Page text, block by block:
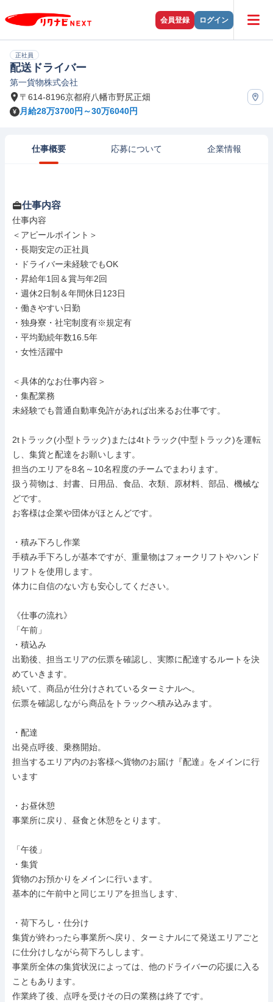
会員登録 ログイン
正社員
配送ドライバー
第一貨物株式会社
〒614-8196京都府八幡市野尻正畑
月給28万3700円～30万6040円
仕事概要 応募について 企業情報
仕事内容
仕事内容
＜アピールポイント＞
・長期安定の正社員
・ドライバー未経験でもOK
・昇給年1回＆賞与年2回
・週休2日制＆年間休日123日
・働きやすい日勤
・独身寮・社宅制度有※規定有
・平均勤続年数16.5年
・女性活躍中
＜具体的なお仕事内容＞
・集配業務
未経験でも普通自動車免許があれば出来るお仕事です。
2tトラック(小型トラック)または4tトラック(中型トラック)を運転
し、集貨と配達をお願いします。
担当のエリアを8名～10名程度のチームでまわります。
扱う荷物は、封書、日用品、食品、衣類、原材料、部品、機械な
どです。
お客様は企業や団体がほとんどです。
・積み下ろし作業
手積み手下ろしが基本ですが、重量物はフォークリフトやハンド
リフトを使用します。
体力に自信のない方も安心してください。
《仕事の流れ》
「午前」
・積込み
出勤後、担当エリアの伝票を確認し、実際に配達するルートを決
めていきます。
続いて、商品が仕分けされているターミナルへ。
伝票を確認しながら商品をトラックへ積み込みます。
・配達
出発点呼後、乗務開始。
担当するエリア内のお客様へ貨物のお届け『配達』をメインに行
います
・お昼休憩
事業所に戻り、昼食と休憩をとります。
「午後」
・集貨
貨物のお預かりをメインに行います。
基本的に午前中と同じエリアを担当します、
・荷下ろし・仕分け
集貨が終わったら事業所へ戻り、ターミナルにて発送エリアごと
に仕分けしながら荷下ろしします。
事業所全体の集貨状況によっては、他のドライバーの応援に入る
こともあります。
作業終了後、点呼を受けその日の業務は終了です。